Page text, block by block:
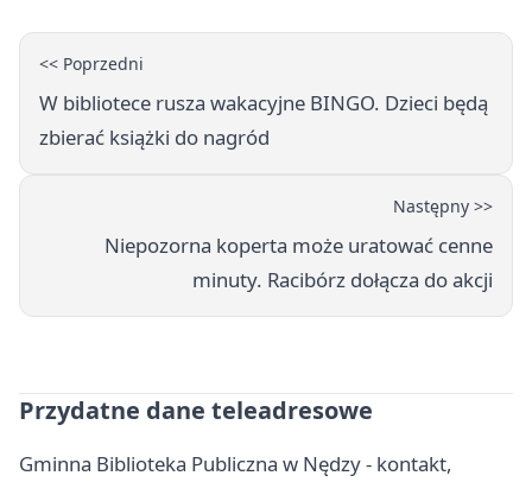
<< Poprzedni
W bibliotece rusza wakacyjne BINGO. Dzieci będą
zbierać książki do nagród
Następny >>
Niepozorna koperta może uratować cenne
minuty. Racibórz dołącza do akcji
Przydatne dane teleadresowe
Gminna Biblioteka Publiczna w Nędzy - kontakt,